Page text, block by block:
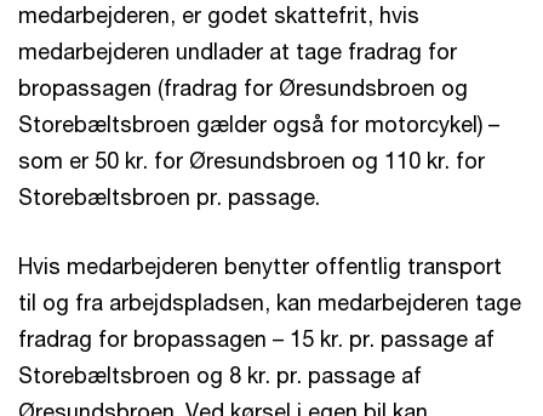
medarbejderen, er godet skattefrit, hvis
medarbejderen undlader at tage fradrag for
bropassagen (fradrag for Øresundsbroen og
Storebæltsbroen gælder også for motor­cykel) –
som er 50 kr. for Øresundsbroen og 110 kr. for
Storebæltsbroen pr. passage.
Hvis medarbejderen benytter offentlig transport
til og fra arbejdspladsen, kan medarbejderen tage
fradrag for bropassagen – 15 kr. pr. passage af
Storebæltsbroen og 8 kr. pr. passage af